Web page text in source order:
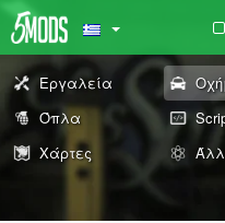
Εργαλεία
Όπλα
Χάρτες